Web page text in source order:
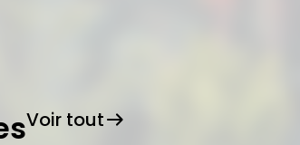
Voir tout